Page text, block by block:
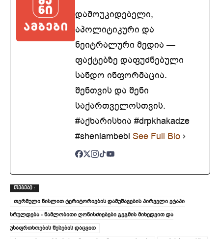
დამოუკიდებელი,
აპოლიტიკური და
ნეიტრალური მედია —
ფაქტებზე დაფუძნებული
სანდო ინფორმაცია.
შენთვის და შენი
საქართველოსთვის.
#აქხარისხია #drpkhakadze
#sheniambebi See Full Bio
ᲗᲔᲒᲔᲑᲘ :
თერმული ნისლით ტერიტორიების დამუშავების პირველი ეტაპი
სრულდება - წამლობითი ღონისძიებები გეგმის მიხედვით და
უსაფრთხოების წესების დაცვით